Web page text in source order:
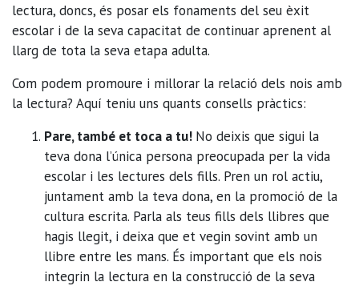
lectura, doncs, és posar els fonaments del seu èxit
escolar i de la seva capacitat de continuar aprenent al
llarg de tota la seva etapa adulta.
Com podem promoure i millorar la relació dels nois amb
la lectura? Aquí teniu uns quants consells pràctics:
Pare, també et toca a tu! No deixis que sigui la
teva dona l’única persona preocupada per la vida
escolar i les lectures dels fills. Pren un rol actiu,
juntament amb la teva dona, en la promoció de la
cultura escrita. Parla als teus fills dels llibres que
hagis llegit, i deixa que et vegin sovint amb un
llibre entre les mans. És important que els nois
integrin la lectura en la construcció de la seva